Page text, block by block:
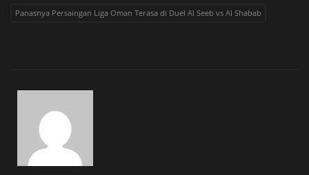
Panasnya Persaingan Liga Oman Terasa di Duel Al Seeb vs Al Shabab